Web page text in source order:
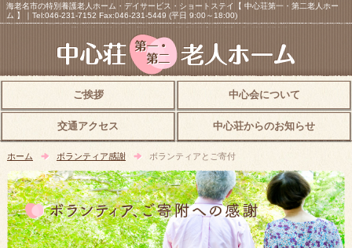
海老名市の特別養護老人ホーム・デイサービス・ショートステイ【 中心荘第一・第二老人ホー
ム 】｜Tel:046-231-7152 Fax:046-231-5449 (平日 9:00～18:00)
ご挨拶 中心会について
交通アクセス 中心荘からのお知らせ
ホーム ボランティア感謝 ボランティアとご寄付